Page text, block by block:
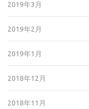
2019年3月
2019年2月
2019年1月
2018年12月
2018年11月